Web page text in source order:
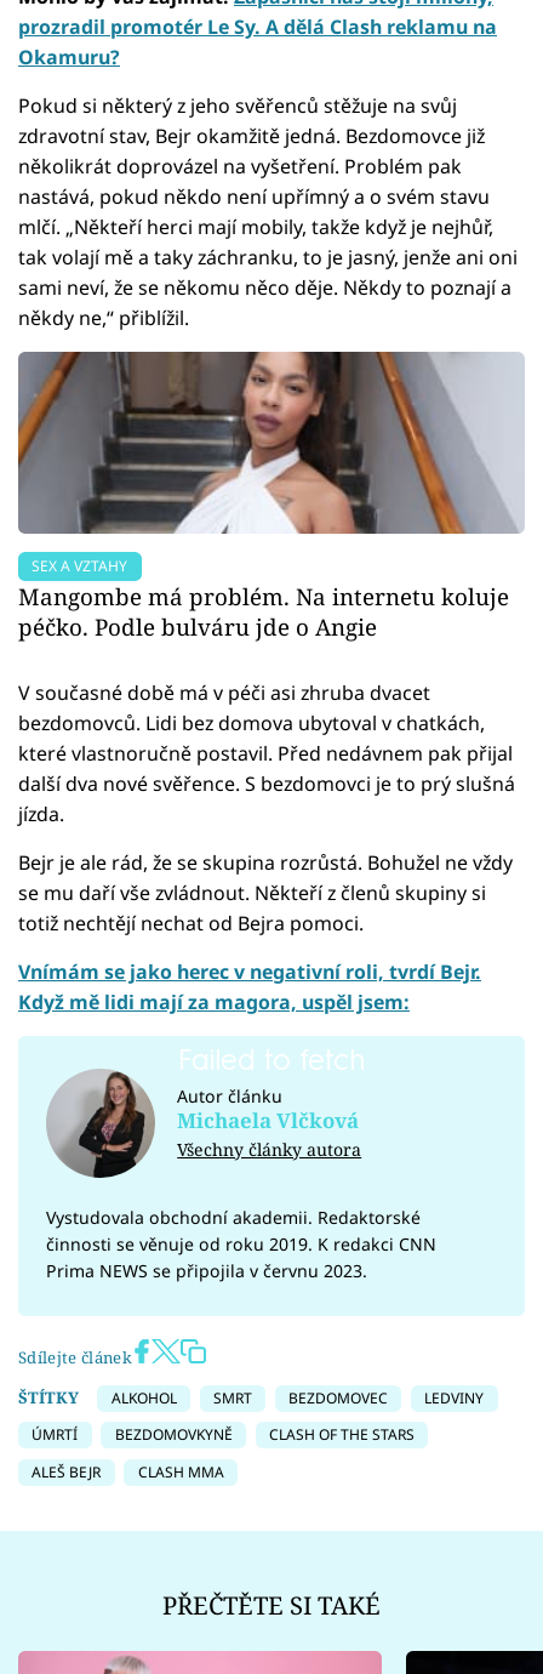
prozradil promotér Le Sy. A dělá Clash reklamu na
Okamuru?
Pokud si některý z jeho svěřenců stěžuje na svůj
zdravotní stav, Bejr okamžitě jedná. Bezdomovce již
několikrát doprovázel na vyšetření. Problém pak
nastává, pokud někdo není upřímný a o svém stavu
mlčí. „Někteří herci mají mobily, takže když je nejhůř,
tak volají mě a taky záchranku, to je jasný, jenže ani oni
sami neví, že se někomu něco děje. Někdy to poznají a
někdy ne,“ přiblížil.
SEX A VZTAHY
Mangombe má problém. Na internetu koluje
péčko. Podle bulváru jde o Angie
V současné době má v péči asi zhruba dvacet
bezdomovců. Lidi bez domova ubytoval v chatkách,
které vlastnoručně postavil. Před nedávnem pak přijal
další dva nové svěřence. S bezdomovci je to prý slušná
jízda.
Bejr je ale rád, že se skupina rozrůstá. Bohužel ne vždy
se mu daří vše zvládnout. Někteří z členů skupiny si
totiž nechtějí nechat od Bejra pomoci.
Vnímám se jako herec v negativní roli, tvrdí Bejr.
Když mě lidi mají za magora, uspěl jsem:
Failed to fetch
Autor článku
Michaela Vlčková
Všechny články autora
Vystudovala obchodní akademii. Redaktorské
činnosti se věnuje od roku 2019. K redakci CNN
Prima NEWS se připojila v červnu 2023.
Sdílejte článek
ŠTÍTKY
ALKOHOL SMRT BEZDOMOVEC
LEDVINY
ÚMRTÍ
BEZDOMOVKYNĚ
CLASH OF THE STARS
ALEŠ BEJR
CLASH MMA
PŘEČTĚTE SI TAKÉ